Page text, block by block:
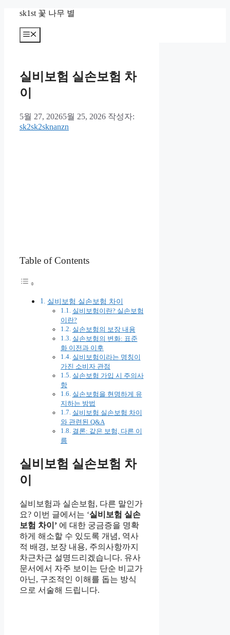
sk1st 꽃 나무 별
메
뉴
실비보험 실손보험 차
이
5월 27, 20265월 25, 2026 작성자:
sk2sk2sknanzn
Table of Contents
실비보험 실손보험 차이
실비보험이란? 실손보험
이란?
실손보험의 보장 내용
실손보험의 변화: 표준
화 이전과 이후
실비보험이라는 명칭이
가진 소비자 관점
실손보험 가입 시 주의사
항
실손보험을 현명하게 유
지하는 방법
실비보험 실손보험 차이
와 관련된 Q&A
결론: 같은 보험, 다른 이
름
실비보험 실손보험 차
이
실비보험과 실손보험, 다른 말인가
요? 이번 글에서는 ‘실비보험 실손
보험 차이’ 에 대한 궁금증을 명확
하게 해소할 수 있도록 개념, 역사
적 배경, 보장 내용, 주의사항까지
차근차근 설명드리겠습니다. 유사
문서에서 자주 보이는 단순 비교가
아닌, 구조적인 이해를 돕는 방식
으로 서술해 드립니다.